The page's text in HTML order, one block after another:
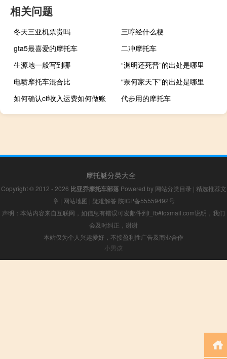
相关问题
冬天三亚机票贵吗
三哼经什么梗
gta5最喜爱的摩托车
二冲摩托车
生源地一般写到哪
“渊明还死晋”的出处是哪里
电喷摩托车混合比
“奈何家天下”的出处是哪里
如何确认cif收入运费如何做账
代步用的摩托车
摩托艇分类大全
Copyright © 2012 - 2026 比亚乔摩托车部落Powered by 网站分类目录 | 精选推荐文
章 | 网站地图 | 疑难解答 陕ICP备55559492号
声明：本站内容来自互联网，如信息有错误可发邮件到f_fb#foxmail.com说明，我们
会及时纠正，谢谢
本站仅为个人兴趣爱好，不接盈利性广告及商业合作
小男孩